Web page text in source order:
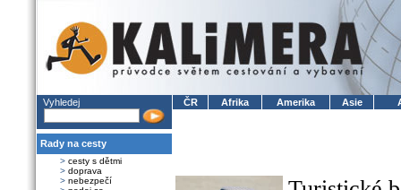
Vyhledej
Rady na cesty
> cesty s dětmi
> doprava
> nebezpečí
ČR Afrika Amerika Asie